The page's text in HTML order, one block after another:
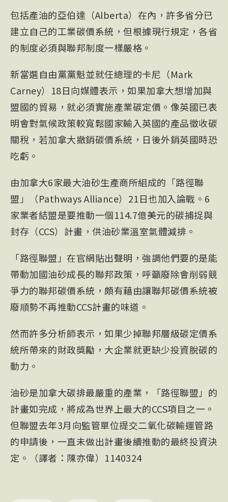
包括產油的亞伯達（Alberta）在內，許多省分已
建立自己的工業碳價系統，但根據現行規定，各省
的制度必須與聯邦制度一樣嚴格。
新當選自由黨黨魁並就任總理的卡尼（Mark
Carney）18日向媒體表示，如果加拿大想增加與
盟國的貿易，就必須實施產業碳定價。像英國已表
明會對氣候政策較寬鬆國家輸入英國的產品徵收碳
關稅，若加拿大撤銷碳價系統，日後外銷英國時恐
吃虧。
由加拿大6家最大油砂生產商所組成的「路徑聯
盟」（PathwaysAlliance）21日也加入論戰。6
家業者結盟是要推動一個114.7億美元的碳捕捉與
封存（CCS）計畫，供油砂業溫室氣體減排。
「路徑聯盟」在官網貼出聲明，強調他們要的是能
帶動加國油砂成長的聯邦政策，呼籲廢除會削弱競
爭力的聯邦碳價系統，頗有藉由讓聯邦碳價系統被
廢順勢不再推動CCS計畫的味道。
然而許多分析師表示，如果少掉聯邦層級碳定價系
統所帶來的財政獎勵，大企業就更缺少投資脫碳的
動力。
油砂是加拿大碳排最嚴重的產業，「路徑聯盟」的
計畫如完成，將成為世界上最大的CCS項目之一。
但聯盟去年3月向監管單位提交二氧化碳輸運管路
的申請後，一直未做出計畫後續推動的最終投資決
定。（譯者：陳亦偉）1140324